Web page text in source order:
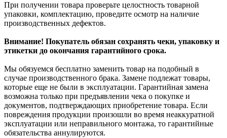
При получении товара проверьте целостность товарной
упаковки, комплектацию, проведите осмотр на наличие
производственных дефектов.
Внимание! Покупатель обязан сохранять чеки, упаковку и
этикетки до окончания гарантийного срока.
Мы обязуемся бесплатно заменить товар на подобный в
случае производственного брака. Замене подлежат товары,
которые еще не были в эксплуатации. Гарантийная замена
возможна только при предъявлении чека о покупке и
документов, подтверждающих приобретение товара. Если
повреждения продукции произошли во время неаккуратной
эксплуатации или неправильного монтажа, то гарантийные
обязательства аннулируются.